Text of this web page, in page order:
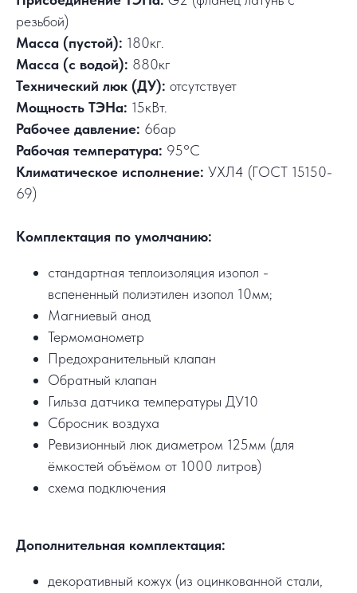
резьбой)
Масса (пустой): 180кг.
Масса (с водой): 880кг
Технический люк (ДУ): отсутствует
Мощность ТЭНа: 15кВт.
Рабочее давление: 6бар
Рабочая температура: 95°C
Климатическое исполнение: УХЛ4 (ГОСТ 15150-
69)
Комплектация по умолчанию:
стандартная теплоизоляция изопол -
вспененный полиэтилен изопол 10мм;
Магниевый анод
Термоманометр
Предохранительный клапан
Обратный клапан
Гильза датчика температуры ДУ10
Сбросник воздуха
Ревизионный люк диаметром 125мм (для
ёмкостей объёмом от 1000 литров)
схема подключения
Дополнительная комплектация:
декоративный кожух (из оцинкованной стали,